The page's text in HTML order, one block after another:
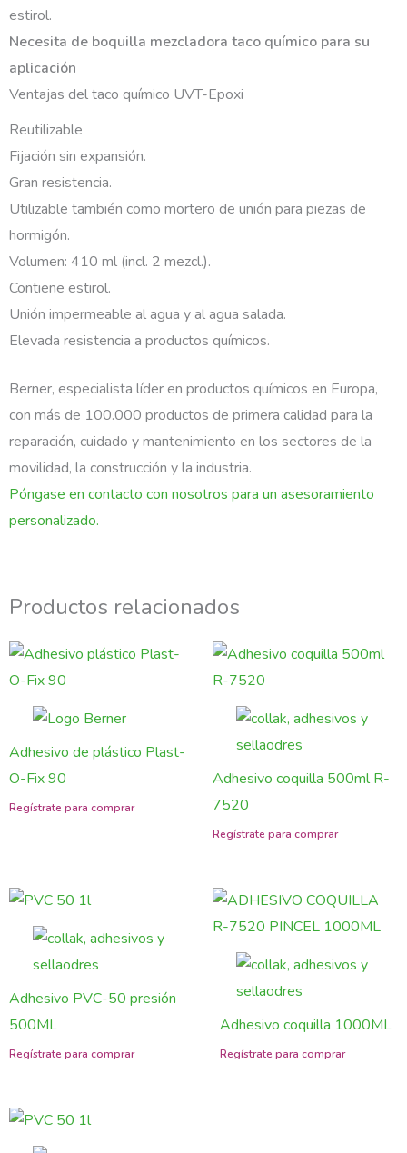
estirol.
Necesita de boquilla mezcladora taco químico para su
aplicación
Ventajas del taco químico UVT-Epoxi
Reutilizable
Fijación sin expansión.
Gran resistencia.
Utilizable también como mortero de unión para piezas de
hormigón.
Volumen: 410 ml (incl. 2 mezcl.).
Contiene estirol.
Unión impermeable al agua y al agua salada.
Elevada resistencia a productos químicos.
Berner, especialista líder en productos químicos en Europa,
con más de 100.000 productos de primera calidad para la
reparación, cuidado y mantenimiento en los sectores de la
movilidad, la construcción y la industria.
Póngase en contacto con nosotros para un asesoramiento
personalizado.
Productos relacionados
Adhesivo de plástico Plast-
O-Fix 90
Adhesivo coquilla 500ml R-
7520
Adhesivo PVC-50 presión
500ML
Adhesivo coquilla 1000ML